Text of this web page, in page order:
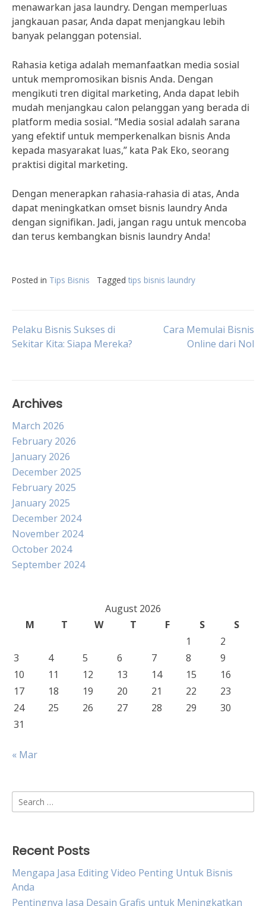
menawarkan jasa laundry. Dengan memperluas
jangkauan pasar, Anda dapat menjangkau lebih
banyak pelanggan potensial.
Rahasia ketiga adalah memanfaatkan media sosial
untuk mempromosikan bisnis Anda. Dengan
mengikuti tren digital marketing, Anda dapat lebih
mudah menjangkau calon pelanggan yang berada di
platform media sosial. “Media sosial adalah sarana
yang efektif untuk memperkenalkan bisnis Anda
kepada masyarakat luas,” kata Pak Eko, seorang
praktisi digital marketing.
Dengan menerapkan rahasia-rahasia di atas, Anda
dapat meningkatkan omset bisnis laundry Anda
dengan signifikan. Jadi, jangan ragu untuk mencoba
dan terus kembangkan bisnis laundry Anda!
Posted in Tips Bisnis Tagged tips bisnis laundry
Post
Pelaku Bisnis Sukses di
Sekitar Kita: Siapa Mereka?
Cara Memulai Bisnis
Online dari Nol
Archives
March 2026
February 2026
January 2026
December 2025
February 2025
January 2025
December 2024
November 2024
October 2024
September 2024
August 2026
M
T W T F S
S
1
2
3
4 5 6 7 8
9
10
11 12 13 14 15
16
17
18 19 20 21 22
23
24
25 26 27 28 29
30
31
« Mar
Search
for:
Recent Posts
Mengapa Jasa Editing Video Penting Untuk Bisnis
Anda
Pentingnya Jasa Desain Grafis untuk Meningkatkan